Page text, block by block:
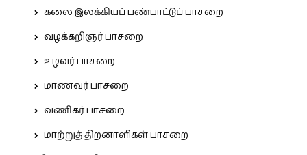
கலை இலக்கியப் பண்பாட்டுப் பாசறை
வழக்கறிஞர் பாசறை
உழவர் பாசறை
மாணவர் பாசறை
வணிகர் பாசறை
மாற்றுத் திறனாளிகள் பாசறை